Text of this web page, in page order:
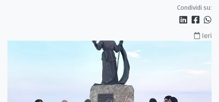
Condividi su:
Ieri